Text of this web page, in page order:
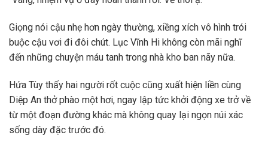
Giọng nói cậu nhẹ hơn ngày thường, xiềng xích vô hình trói
buộc cậu vơi đi đôi chút. Lục Vĩnh Hi không còn mãi nghĩ
đến những chuyện máu tanh trong nhà kho ban nãy nữa.
Hứa Tùy thấy hai người rốt cuộc cũng xuất hiện liền cùng
Diệp An thở phào một hơi, ngay lập tức khởi động xe trở về
từ một đoạn đường khác mà không quay lại ngọn núi xác
sống dày đặc trước đó.